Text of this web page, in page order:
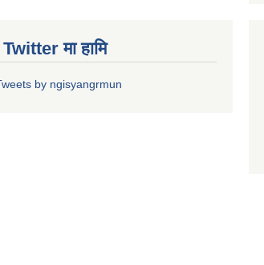
Twitter मा हामि
by ngisyangrmun